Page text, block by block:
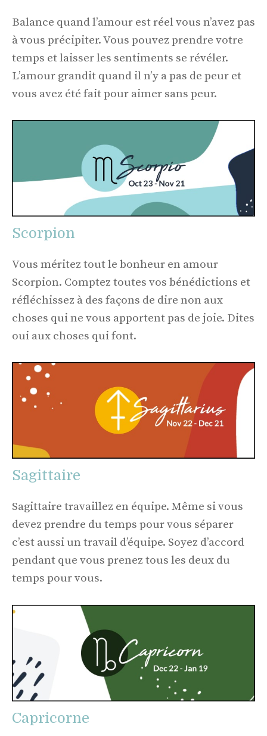
Balance quand l’amour est réel vous n’avez pas
à vous précipiter. Vous pouvez prendre votre
temps et laisser les sentiments se révéler.
L’amour grandit quand il n’y a pas de peur et
vous avez été fait pour aimer sans peur.
Scorpion
Vous méritez tout le bonheur en amour
Scorpion. Comptez toutes vos bénédictions et
réfléchissez à des façons de dire non aux
choses qui ne vous apportent pas de joie. Dites
oui aux choses qui font.
Sagittaire
Sagittaire travaillez en équipe. Même si vous
devez prendre du temps pour vous séparer
c’est aussi un travail d’équipe. Soyez d’accord
pendant que vous prenez tous les deux du
temps pour vous.
Capricorne